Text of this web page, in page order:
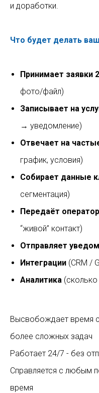
и доработки.
Что будет делать
Принимает заявки
фото/файл)
Записывает на
→ уведомление)
Отвечает на
график, условия)
Собирает данные
сегментация)
Передаёт
“живой” контакт)
Отправляет
Интеграции (CRM /
Аналитика
Высвобождает время
более сложных задач
Работает 24/7 - без
Справляется с любым
время